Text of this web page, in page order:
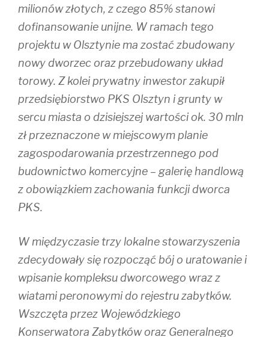
milionów złotych, z czego 85% stanowi
dofinansowanie unijne. W ramach tego
projektu w Olsztynie ma zostać zbudowany
nowy dworzec oraz przebudowany układ
torowy. Z kolei prywatny inwestor zakupił
przedsiębiorstwo PKS Olsztyn i grunty w
sercu miasta o dzisiejszej wartości ok. 30 mln
zł przeznaczone w miejscowym planie
zagospodarowania przestrzennego pod
budownictwo komercyjne – galerię handlową
z obowiązkiem zachowania funkcji dworca
PKS.
W międzyczasie trzy lokalne stowarzyszenia
zdecydowały się rozpocząć bój o uratowanie i
wpisanie kompleksu dworcowego wraz z
wiatami peronowymi do rejestru zabytków.
Wszczęta przez Wojewódzkiego
Konserwatora Zabytków oraz Generalnego